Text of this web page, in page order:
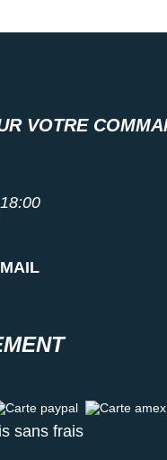
VOTRE
paypal Carte amex
sans frais